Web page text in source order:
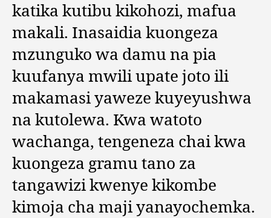
katika kutibu kikohozi, mafua
makali. Inasaidia kuongeza
mzunguko wa damu na pia
kuufanya mwili upate joto ili
makamasi yaweze kuyeyushwa
na kutolewa. Kwa watoto
wachanga, tengeneza chai kwa
kuongeza gramu tano za
tangawizi kwenye kikombe
kimoja cha maji yanayochemka.